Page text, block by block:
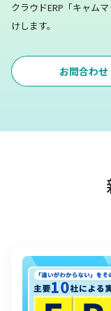
クラウドERP「キャム
けします。
お問合わせ